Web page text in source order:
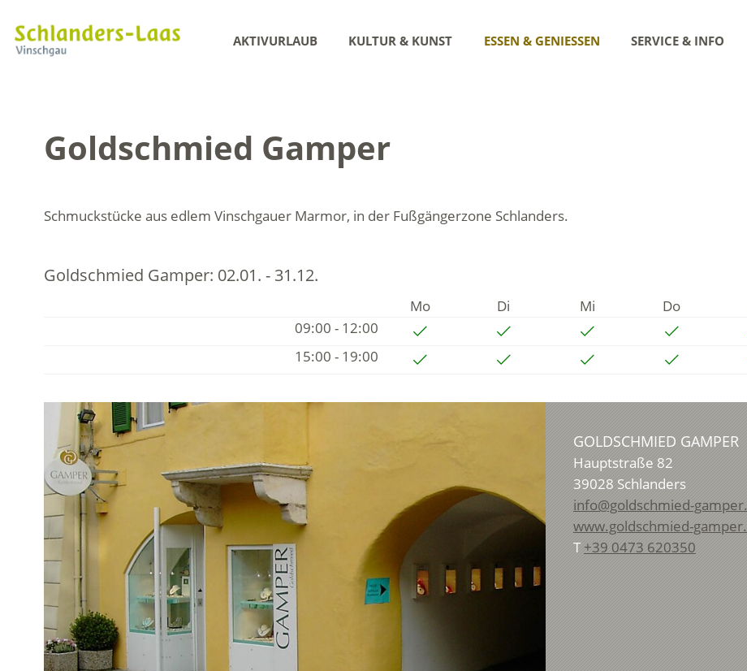
AKTIVURLAUB KULTUR & KUNST ESSEN & GENIESSEN SERVICE & INFO
Goldschmied Gamper
Schmuckstücke aus edlem Vinschgauer Marmor, in der Fußgängerzone Schlanders.
Goldschmied Gamper: 02.01. - 31.12.
Mo Di Mi Do
09:00 - 12:00
15:00 - 19:00
GOLDSCHMIED GAMPER
Hauptstraße 82
39028 Schlanders
info@goldschmied-
www.goldschmied-
T+39 0473 620350